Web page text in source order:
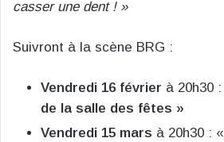
casser une dent ! »
Suivront à la scène BRG :
Vendredi 16 février à 20h30 :
de la salle des fêtes »
Vendredi 15 mars à 20h30 : «